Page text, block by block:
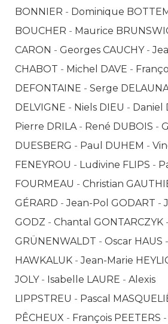
BONNIER - Dominique
BOUCHER - Maurice
CARON - Georges CAUCHY-
CHABOT - Michel DAVE -
DEFONTAINE - Serge
DELVIGNE - Niels DIEU - Daniel
Pierre DRILA- René DUBOIS -
DUESBERG - Paul DUHEM -
FENEYROU - Ludivine FLIPS -
FOURMEAU - Christian
GÉRARD -Jean-Pol GODART -
GODZ - Chantal GONTARCZYK -
GRÜNENWALDT - Oscar HAUS -
HAWKALUK -Jean-Marie
JOLY- Isabelle LAURE - Alexis
LIPPSTREU - Pascal
PÊCHEUX - François PEETERS